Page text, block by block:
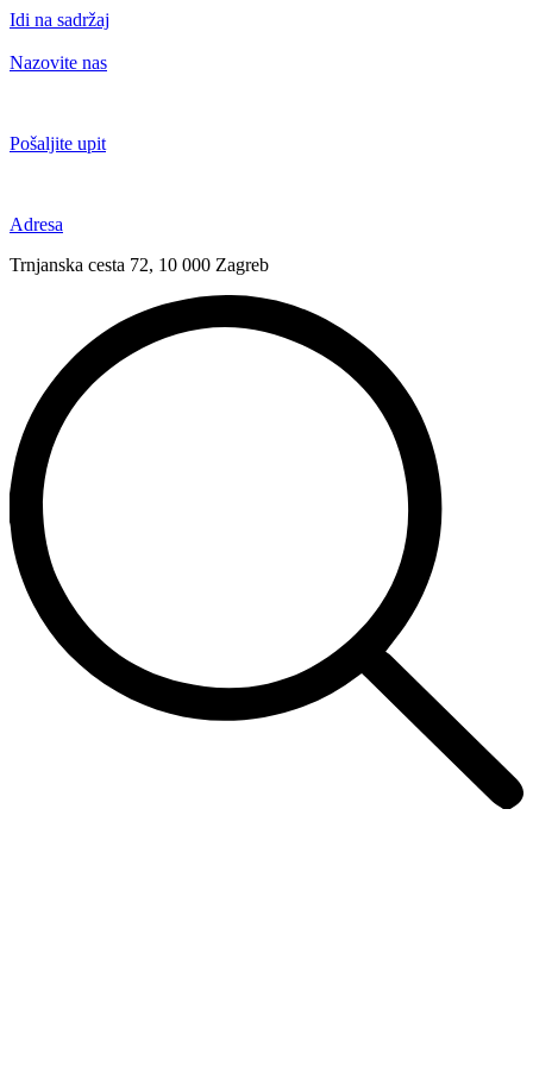
Idi na sadržaj
Nazovite nas
Pošaljite upit
Adresa
Trnjanska cesta 72, 10 000 Zagreb